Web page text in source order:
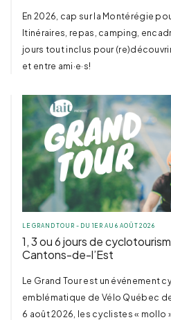
En 2026, cap sur la Montérégie
Itinéraires, repas, camping,
jours tout inclus pour
et entre ami·e·s!
LE GRAND TOUR - DU 1ER AU 6 AOÛT 2026
1, 3 ou 6 jours de
Cantons-de-l’Est
Le Grand Tour est un événement
emblématique de Vélo Québec
6 août 2026, les cyclistes «